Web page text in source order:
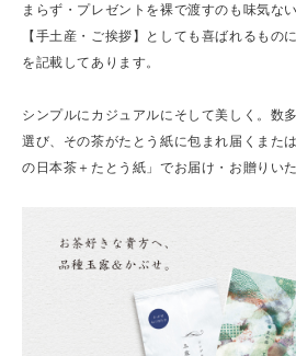
まらず・プレゼントを裸で渡すのも味気な
【手土産・ご挨拶】としても喜ばれるもの
を記載してあります。
シンプルにカジュアルにそして美しく。数
選び、その茶がたとう紙に包まれ届くまた
の日本茶＋たとう紙」でお届け・お贈りいた